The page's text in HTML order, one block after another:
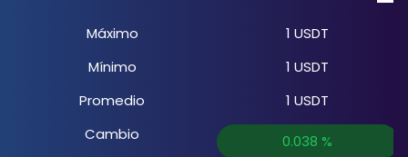
Máximo
Mínimo
Promedio
Cambio
1 USDT
1 USDT
1 USDT
0.038 %